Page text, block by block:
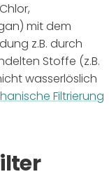
mit dem
z.B. durch
Stoffe (z.B.
wasserlöslich
Filtrierung